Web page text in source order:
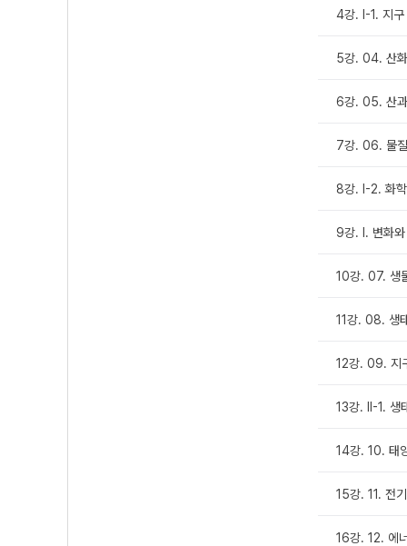
4강. Ⅰ-1. 지
5강. 04. 산
6강. 05. 산
7강. 06. 물
8강. Ⅰ-2. 화
9강. Ⅰ. 변화
10강. 07. 생
11강. 08. 생
12강. 09. 지
13강. Ⅱ-1. 생
14강. 10. 태
15강. 11. 전
16강. 12. 에